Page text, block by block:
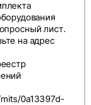
опросный лист.
на адрес
0a13397d-